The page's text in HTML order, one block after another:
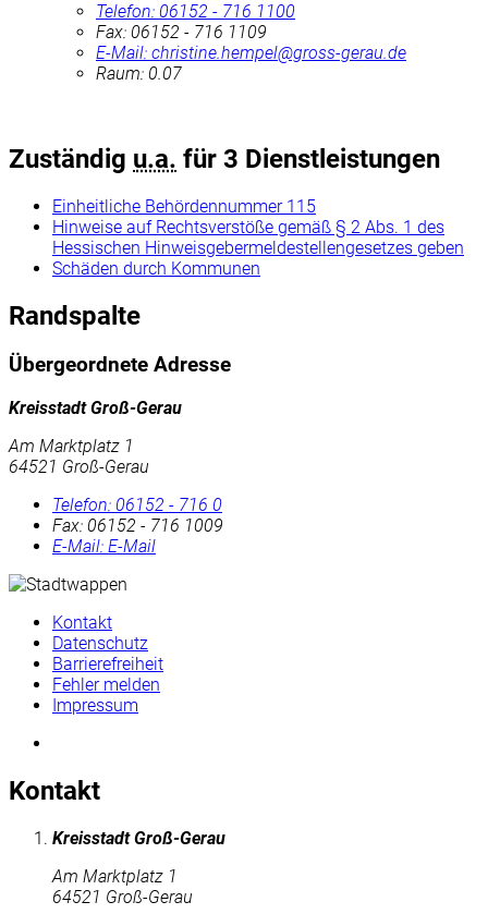
Telefon: 06152 - 716 1100
Fax: 06152 - 716 1109
E-Mail: christine.hempel@gross-gerau.de
Raum: 0.07
Zuständig u.a. für 3 Dienstleistungen
Einheitliche Behördennummer 115
Hinweise auf Rechtsverstöße gemäß § 2 Abs. 1 des
Hessischen Hinweisgebermeldestellengesetzes geben
Schäden durch Kommunen
Randspalte
Übergeordnete Adresse
Kreisstadt Groß-Gerau
Am Marktplatz 1
64521 Groß-Gerau
Telefon: 06152 - 716 0
Fax: 06152 - 716 1009
E-Mail: E-Mail
Kontakt
Datenschutz
Barrierefreiheit
Fehler melden
Impressum
Kontakt
Kreisstadt Groß-Gerau
Am Marktplatz 1
64521 Groß-Gerau